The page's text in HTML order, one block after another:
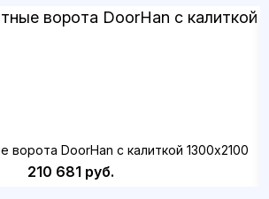
ворота DoorHan с калиткой 1300х2100
210 681 руб.